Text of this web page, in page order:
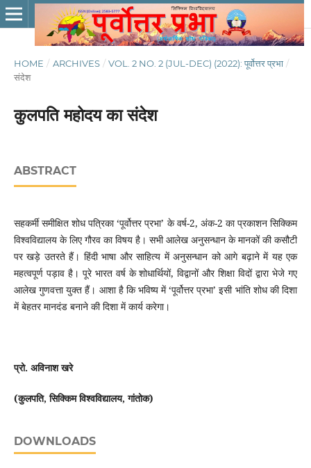
HOME / ARCHIVES / VOL. 2 NO. 2 (JUL-DEC) (2022): पूर्वोत्तर प्रभा /
संदेश
कुलपति महोदय का संदेश
ABSTRACT
सहकर्मी समीक्षित शोध पत्रिका ‘पूर्वोत्तर प्रभा’ के वर्ष-2, अंक-2 का प्रकाशन सिक्किम
विश्वविद्यालय के लिए गौरव का विषय है। सभी आलेख अनुसन्धान के मानकों की कसौटी
पर खड़े उतरते हैं। हिंदी भाषा और साहित्य में अनुसन्धान को आगे बढ़ाने में यह एक
महत्वपूर्ण पड़ाव है। पूरे भारत वर्ष के शोधार्थियों, विद्वानों और शिक्षा विदों द्वारा भेजे गए
आलेख गुणवत्ता युक्त हैं। आशा है कि भविष्य में ‘पूर्वोत्तर प्रभा’ इसी भांति शोध की दिशा
में बेहतर मानदंड बनाने की दिशा में कार्य करेगा।
प्रो. अविनाश खरे
(कुलपति, सिक्किम विश्वविद्यालय, गांतोक)
DOWNLOADS